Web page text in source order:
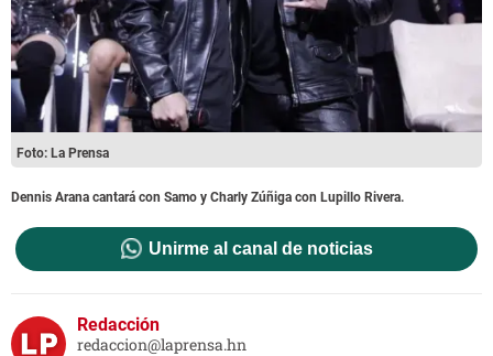
Foto: La Prensa
Dennis Arana cantará con Samo y Charly Zúñiga con Lupillo Rivera.
Unirme al canal de noticias
Redacción
redaccion@laprensa.hn